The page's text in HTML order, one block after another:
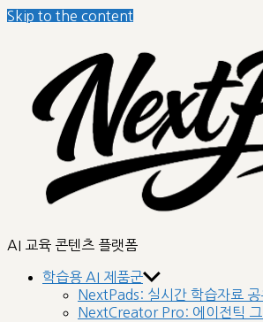
Skip to the content
nextplatform
AI 교육 콘텐츠 플랫폼
학습용 AI 제품군
NextPads: 실시간 학습자료 공
NextCreator Pro: 에이전틱